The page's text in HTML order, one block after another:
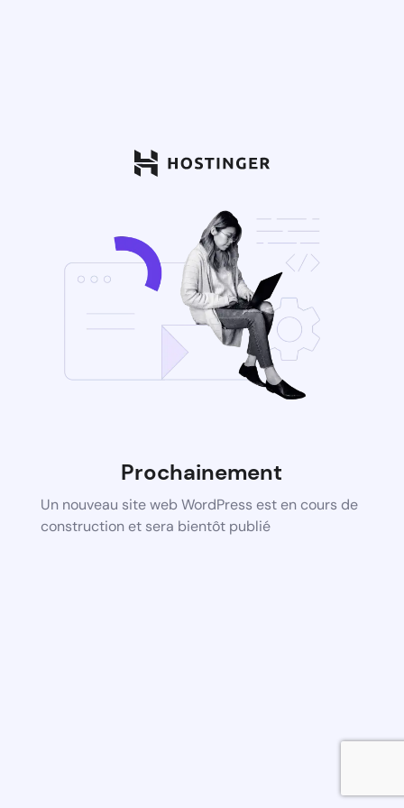
Prochainement
Un nouveau site web WordPress est en cours de
construction et sera bientôt publié